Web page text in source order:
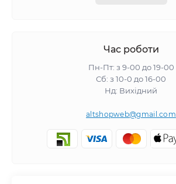
Час роботи
Пн-Пт: з 9-00 до 19-00
Сб: з 10-0 до 16-00
Нд: Вихідний
altshopweb@gmail.com